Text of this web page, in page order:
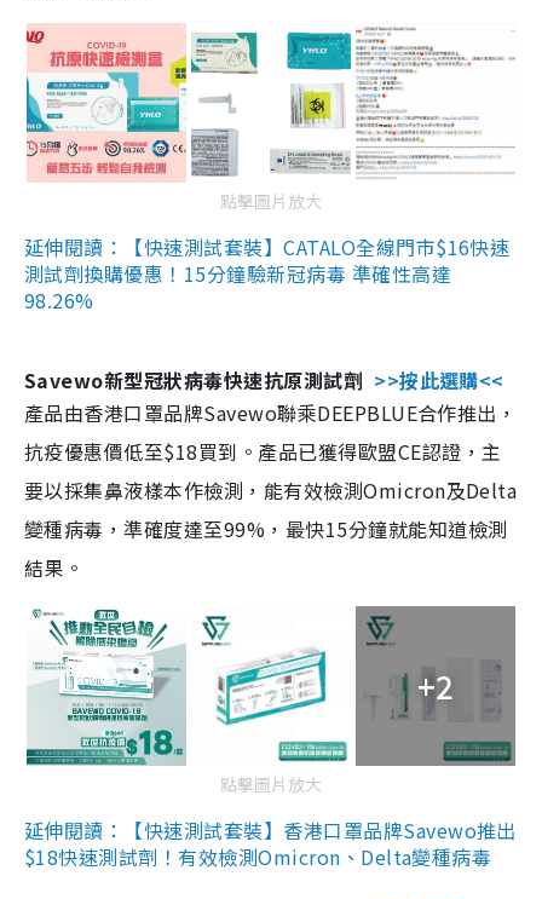
點擊圖片放大
延伸閱讀：【快速測試套裝】CATALO全線門市$16快速
測試劑換購優惠！15分鐘驗新冠病毒 準確性高達
98.26%
Savewo新型冠狀病毒快速抗原測試劑 >>按此選購<<
產品由香港口罩品牌Savewo聯乘DEEPBLUE合作推出，
抗疫優惠價低至$18買到。產品已獲得歐盟CE認證，主
要以採集鼻液樣本作檢測，能有效檢測Omicron及Delta
變種病毒，準確度達至99%，最快15分鐘就能知道檢測
結果。
+2
點擊圖片放大
延伸閱讀：【快速測試套裝】香港口罩品牌Savewo推出
$18快速測試劑！有效檢測Omicron、Delta變種病毒